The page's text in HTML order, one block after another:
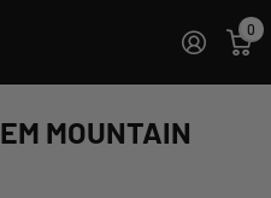
0
MOUNTAIN